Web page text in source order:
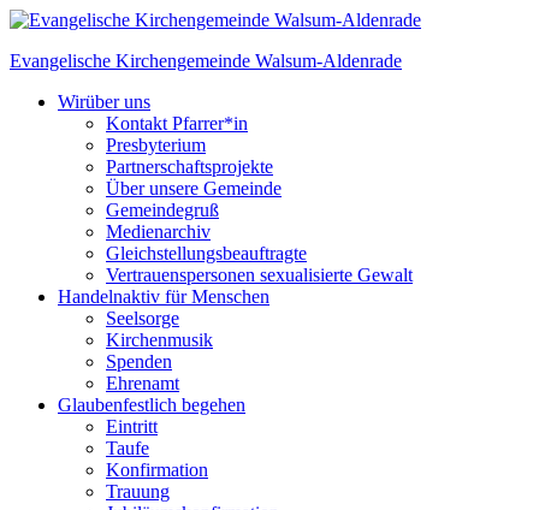
Skip
content
Evangelische Kirchengemeinde Walsum-Aldenrade
Wirüber uns
Kontakt Pfarrer*in
Presbyterium
Partnerschaftsprojekte
Über unsere Gemeinde
Gemeindegruß
Medienarchiv
Gleichstellungs­beauftragte
Vertrauenspersonen sexualisierte Gewalt
Handelnaktiv für Menschen
Seelsorge
Kirchenmusik
Spenden
Ehrenamt
Glaubenfestlich begehen
Eintritt
Taufe
Konfirmation
Trauung